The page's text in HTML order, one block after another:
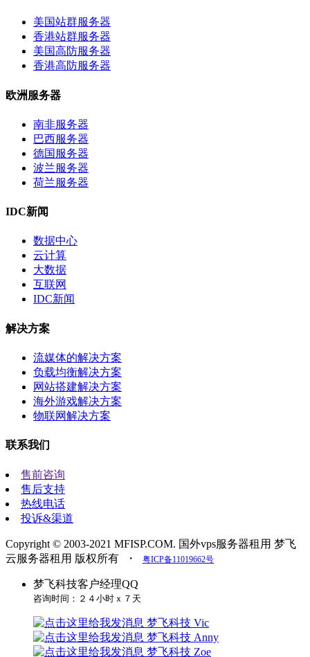
美国站群服务器
香港站群服务器
美国高防服务器
香港高防服务器
欧洲服务器
南非服务器
巴西服务器
德国服务器
波兰服务器
荷兰服务器
IDC新闻
数据中心
云计算
大数据
互联网
IDC新闻
解决方案
流媒体的解决方案
负载均衡解决方案
网站搭建解决方案
海外游戏解决方案
物联网解决方案
联系我们
售前咨询
售后支持
热线电话
投诉&渠道
Copyright © 2003-2021 MFISP.COM. 国外vps服务器租用 梦飞
云服务器租用 版权所有
・ 粤ICP备11019662号
梦飞科技客户经理QQ
咨询时间：２４小时ｘ７天
梦飞科技 Vic
梦飞科技 Anny
梦飞科技 Zoe